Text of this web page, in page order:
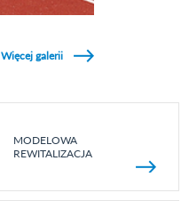
Więcej galerii
MODELOWA
REWITALIZACJA